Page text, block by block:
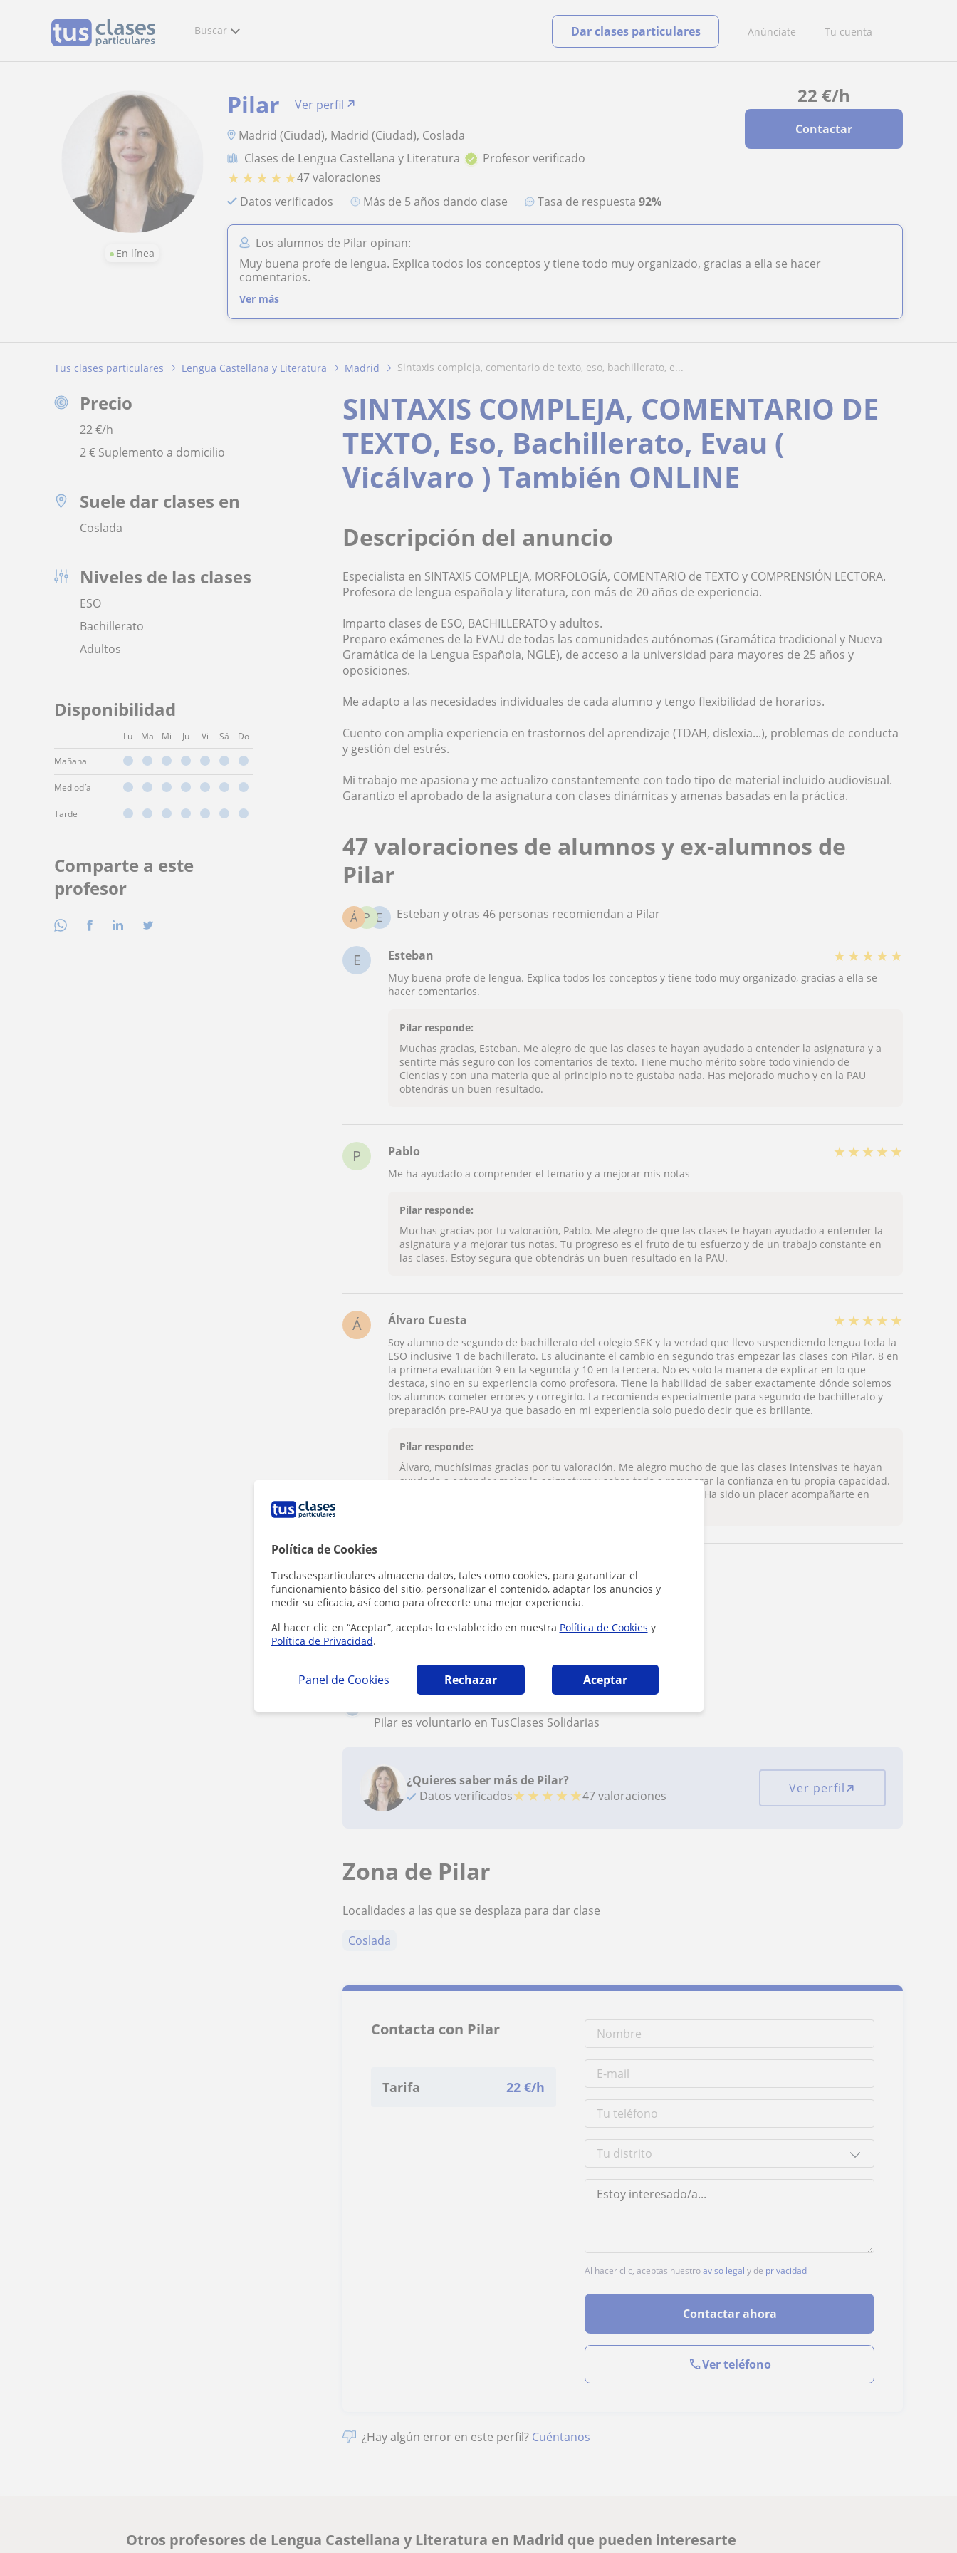
Política de Cookies
Tusclasesparticulares almacena datos, tales como cookies, para garantizar el
funcionamiento básico del sitio, personalizar el contenido, adaptar los anuncios y
medir su eficacia, así como para ofrecerte una mejor experiencia.
Al hacer clic en “Aceptar”, aceptas lo establecido en nuestra Política de Cookies y
Política de Privacidad.
Panel de Cookies Rechazar Aceptar
Buscar Anúnciate Tu cuenta
Dar clases particulares
En línea
22 €/h
Contactar
Pilar
Ver perfil
Madrid (Ciudad), Madrid (Ciudad), Coslada
Clases de Lengua Castellana y Literatura
Profesor verificado
★ ★ ★ ★ ★47 valoraciones
Datos verificados
más de 5 años dando clase Tasa de respuesta92%
Los alumnos de Pilar opinan:
Muy buena profe de lengua. Explica todos los conceptos y tiene todo muy organizado, gracias a ella se hacer
comentarios.
Ver más
Tus clases particulares Lengua Castellana y Literatura Madrid sintaxis compleja, comentario de texto, eso, bachillerato, e...
Precio
22€/h
2 € Suplemento a domicilio
Suele dar clases en
Coslada
Niveles de las clases
ESO
Bachillerato
Adultos
Disponibilidad
Lu Ma Mi Ju Vi Sá Do
Mañana
Mediodía
Tarde
Comparte a este
profesor
SINTAXIS COMPLEJA, COMENTARIO DE
TEXTO, Eso, Bachillerato, Evau (
Vicálvaro ) También ONLINE
Descripción del anuncio
Especialista en SINTAXIS COMPLEJA, MORFOLOGÍA, COMENTARIO de TEXTO y COMPRENSIÓN LECTORA.
Profesora de lengua española y literatura, con más de 20 años de experiencia.
Imparto clases de ESO, BACHILLERATO y adultos.
Preparo exámenes de la EVAU de todas las comunidades autónomas (Gramática tradicional y Nueva
Gramática de la Lengua Española, NGLE), de acceso a la universidad para mayores de 25 años y
oposiciones.
Me adapto a las necesidades individuales de cada alumno y tengo flexibilidad de horarios.
Cuento con amplia experiencia en trastornos del aprendizaje (TDAH, dislexia...), problemas de conducta
y gestión del estrés.
Mi trabajo me apasiona y me actualizo constantemente con todo tipo de material incluido audiovisual.
Garantizo el aprobado de la asignatura con clases dinámicas y amenas basadas en la práctica.
47 valoraciones de alumnos y ex-alumnos de
Pilar
E
P
Á Esteban y otras 46 personas recomiendan a Pilar
E Esteban ★ ★ ★ ★ ★
Muy buena profe de lengua. Explica todos los conceptos y tiene todo muy organizado, gracias a ella se
hacer comentarios.
Pilar responde:
Muchas gracias, Esteban. Me alegro de que las clases te hayan ayudado a entender la asignatura y a
sentirte más seguro con los comentarios de texto. Tiene mucho mérito sobre todo viniendo de
Ciencias y con una materia que al principio no te gustaba nada. Has mejorado mucho y en la PAU
obtendrás un buen resultado.
P Pablo ★ ★ ★ ★ ★
Me ha ayudado a comprender el temario y a mejorar mis notas
Pilar responde:
Muchas gracias por tu valoración, Pablo. Me alegro de que las clases te hayan ayudado a entender la
asignatura y a mejorar tus notas. Tu progreso es el fruto de tu esfuerzo y de un trabajo constante en
las clases. Estoy segura que obtendrás un buen resultado en la PAU.
Á Álvaro Cuesta ★ ★ ★ ★ ★
Soy alumno de segundo de bachillerato del colegio SEK y la verdad que llevo suspendiendo lengua toda la
ESO inclusive 1 de bachillerato. Es alucinante el cambio en segundo tras empezar las clases con Pilar. 8 en
la primera evaluación 9 en la segunda y 10 en la tercera. No es solo la manera de explicar en lo que
destaca, sino en su experiencia como profesora. Tiene la habilidad de saber exactamente dónde solemos
los alumnos cometer errores y corregirlo. La recomienda especialmente para segundo de bachillerato y
preparación pre-PAU ya que basado en mi experiencia solo puedo decir que es brillante.
Pilar responde:
Álvaro, muchísimas gracias por tu valoración. Me alegro mucho de que las clases intensivas te hayan
ayudado a entender mejor la asignatura y sobre todo a recuperar la confianza en tu propia capacidad.
Tu evolución ha sido fruto del trabajo constante y del esfuerzo. Ha sido un placer acompañarte en
Ver todas las valoraciones
Reconocimientos
Pilar tiene el Perfil Verificado
Pilar es voluntario en TusClases Solidarias
¿Quieres saber más de Pilar?
Datos verificados★ ★ ★ ★ ★47 valoraciones Ver perfil
Zona de Pilar
Localidades a las que se desplaza para dar clase
Coslada
Contacta con Pilar
Tarifa 22 €/h
Al hacer clic, aceptas nuestroaviso legal y de privacidad
Contactar ahora
Ver teléfono
¿Hay algún error en este perfil? Cuéntanos
Otros profesores de Lengua Castellana y Literatura en Madrid que pueden interesarte